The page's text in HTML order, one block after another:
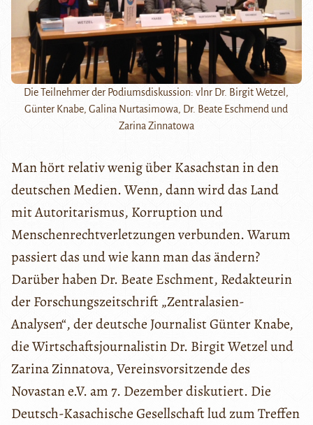
Die Teilnehmer der Podiumsdiskussion: vlnr Dr. Birgit Wetzel,
Günter Knabe, Galina Nurtasimowa, Dr. Beate Eschmend und
Zarina Zinnatowa
Man hört relativ wenig über Kasachstan in den
deutschen Medien. Wenn, dann wird das Land
mit Autoritarismus, Korruption und
Menschenrechtverletzungen verbunden. Warum
passiert das und wie kann man das ändern?
Darüber haben Dr. Beate Eschment, Redakteurin
der Forschungszeitschrift „Zentralasien-
Analysen“, der deutsche Journalist Günter Knabe,
die Wirtschaftsjournalistin Dr. Birgit Wetzel und
Zarina Zinnatova, Vereinsvorsitzende des
Novastan e.V. am 7. Dezember diskutiert. Die
Deutsch-Kasachische Gesellschaft lud zum Treffen